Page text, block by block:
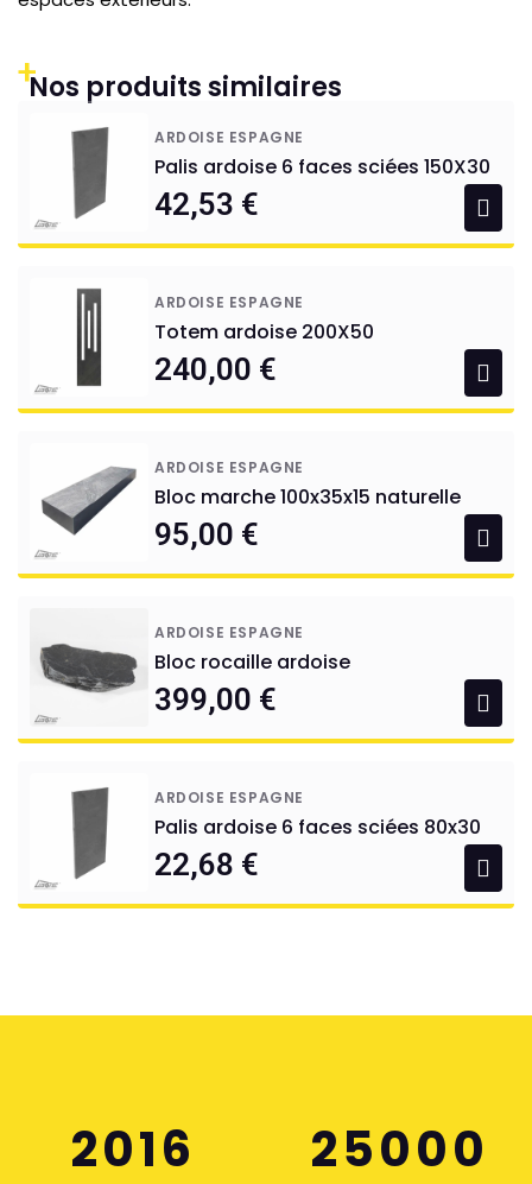
+Nos produits similaires
ARDOISE ESPAGNE
Palis ardoise 6 faces sciées 150X30
42,53 €
ARDOISE ESPAGNE
Totem ardoise 200X50
240,00 €
ARDOISE ESPAGNE
Bloc marche 100x35x15 naturelle
95,00 €
ARDOISE ESPAGNE
Bloc rocaille ardoise
399,00 €
ARDOISE ESPAGNE
Palis ardoise 6 faces sciées 80x30
22,68 €
2016 25000